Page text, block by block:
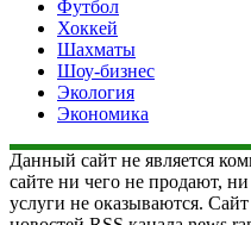
Футбол
Хоккей
Шахматы
Шоу-бизнес
Экология
Экономика
Данный сайт не является
сайте ни чего не продают,
услуги не оказываются.